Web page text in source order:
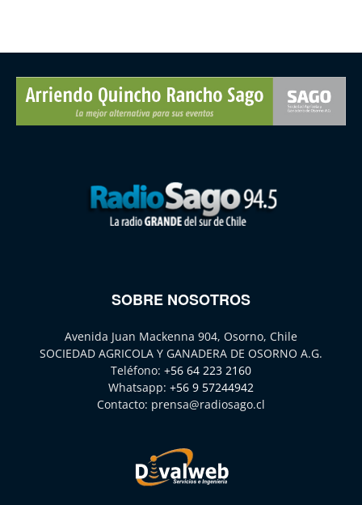
SOBRE NOSOTROS
Avenida Juan Mackenna 904, Osorno, Chile
SOCIEDAD AGRICOLA Y GANADERA DE OSORNO A.G.
Teléfono: +56 64 223 2160
Whatsapp: +56 9 57244942
Contacto: prensa@radiosago.cl